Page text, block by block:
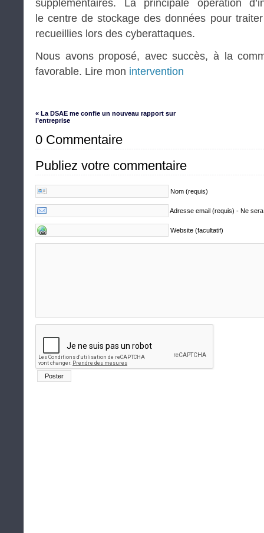
supplémentaires. La principale opération
le centre de stockage des données pour
recueillies lors des cyberattaques.
Nous avons proposé, avec succès, à la
favorable. Lire mon intervention
« La DSAE me confie un nouveau rapport sur
l’entreprise
0 Commentaire
Publiez votre commentaire
Nom (requis)
Adresse email (requis) - Ne
Website (facultatif)